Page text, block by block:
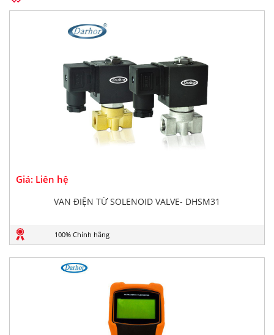
Giá: Liên hệ
VAN ĐIỆN TỪ SOLENOID VALVE- DHSM31
100% Chính hãng